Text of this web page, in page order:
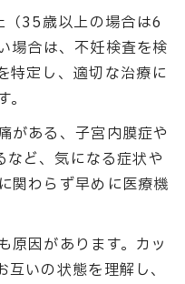
35歳以上の場合は6
場合は、不妊検査を検
特定し、適切な治療に
がある、子宮内膜症や
など、気になる症状や
関わらず早めに医療機
原因があります。カッ
いの状態を理解し、